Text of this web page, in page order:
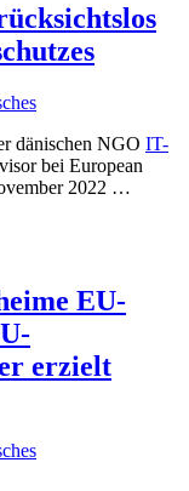
dänischen NGO IT-
bei European
2022 …
EU-
erzielt